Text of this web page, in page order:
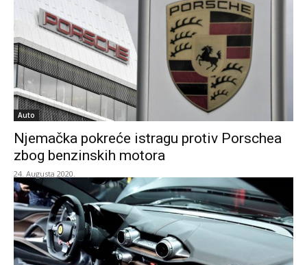
Auto
Njemačka pokreće istragu protiv Porschea
zbog benzinskih motora
24. Augusta 2020.